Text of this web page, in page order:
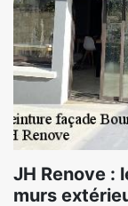
JH Renove :
murs